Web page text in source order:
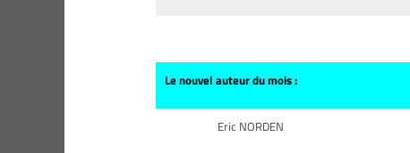
Le nouvel auteur du mois :
Eric NORDEN